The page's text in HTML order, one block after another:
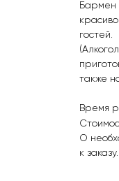
Бармен
гостей.
также
Время
О
к заказу.